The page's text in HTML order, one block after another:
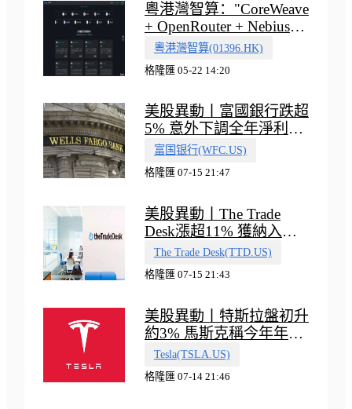
粵港灣智算："CoreWeave
+ OpenRouter + Nebius"
多向融合的中國智算新範
式
粵港灣智算(01396.HK)
格隆匯 05-22 14:20
美股異動丨富國銀行跌超
5% 意外下調全年淨利息
收入指引
富国银行(WFC.US)
格隆匯 07-15 21:47
美股異動丨The Trade
Desk漲超11% 獲納入標
普500指數
The Trade Desk(TTD.US)
格隆匯 07-15 21:43
美股異動丨特斯拉盤初升
約3% 馬斯克稱今年年底
會有‘史詩級震撼’的演示
Tesla(TSLA.US)
格隆匯 07-14 21:46